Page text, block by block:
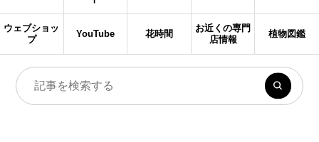
ウェブショッ
プ
YouTube 花時間
お近くの専門
店情報
植物図鑑